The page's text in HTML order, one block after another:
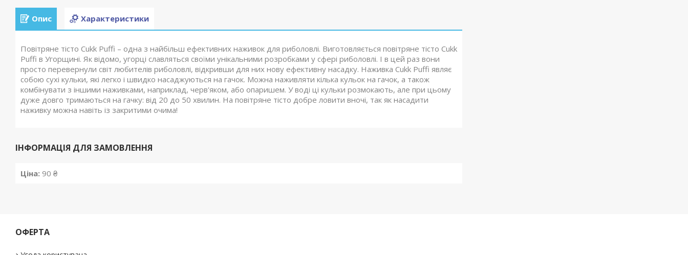
Опис Характеристики
Повітряне тісто Cukk Puffi – одна з найбільш ефективних наживок для риболовлі. Виготовляється повітряне тісто Cukk
Puffi в Угорщині. Як відомо, угорці славляться своїми унікальними розробками у сфері риболовлі. І в цей раз вони
просто перевернули світ любителів риболовлі, відкривши для них нову ефективну насадку. Наживка Cukk Puffi являє
собою сухі кульки, які легко і швидко насаджуються на гачок. Можна наживляти кілька кульок на гачок, а також
комбінувати з іншими наживками, наприклад, черв'яком, або опаришем. У воді ці кульки розмокають, але при цьому
дуже довго тримаються на гачку: від 20 до 50 хвилин. На повітряне тісто добре ловити вночі, так як насадити
наживку можна навіть із закритими очима!
ІНФОРМАЦІЯ ДЛЯ ЗАМОВЛЕННЯ
Ціна: 90 ₴
ОФЕРТА